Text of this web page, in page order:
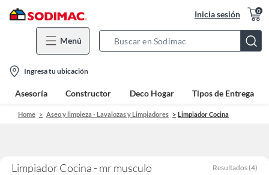
Inicia sesión 0
Menú
Bar
location-
icon
Ingresa tu ubicación
Asesoría Constructor Deco Hogar Tipos de Entrega
Home Aseo y limpieza - Lavalozas y Limpiadores Limpiador Cocina
Limpiador Cocina - mr musculo Resultados (4)